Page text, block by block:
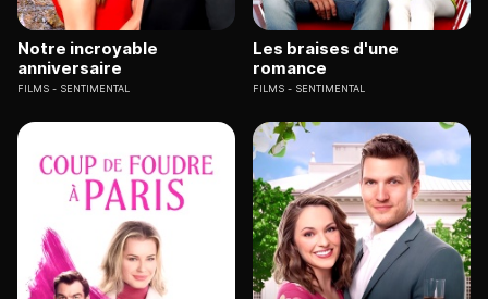
Notre incroyable
anniversaire
FILMS SENTIMENTAL
Les braises d'une
romance
FILMS SENTIMENTAL